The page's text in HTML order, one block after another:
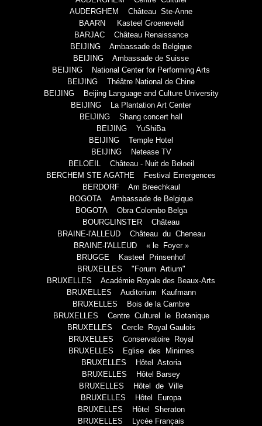
AUDERGHEM Château Ste-Anne
BAARN Kasteel Groeneveld
BARJAC Château Renaissance
BEIJING Ambassade de Belgique
BEIJING Ambassade de Suisse
BEIJING National Center for Performing Arts
BEIJING Théâtre National de Chine
BEIJING Beijing Language and Culture University
BEIJING La Plantation Art Center
BEIJING Shang concert hall
BEIJING YuShiBa
BEIJING Temple Hotel
BEIJING Netease TV
BELOEIL Château - Nuit de Beloeil
BERCHEM STE AGATHE Festival Emergences
BERDORF Am Breechkaul
BOGOTA Ambassade de Belgique
BOGOTA Obra Colombo Belga
BOURGLINSTER Château
BRAINE-l'ALLEUD Château du Cheneau
BRAINE-l'ALLEUD « le Foyer »
BRUGGE Kasteel Prinsenhof
BRUXELLES "Forum Artium"
BRUXELLES Académie Royale des Beaux-Arts
BRUXELLES Auditorium Kaufmann
BRUXELLES Bois de la Cambre
BRUXELLES Centre Culturel le Botanique
BRUXELLES Cercle Royal Gaulois
BRUXELLES Conservatoire Royal
BRUXELLES Eglise des Minimes
BRUXELLES Hôtel Astoria
BRUXELLES Hôtel Barsey
BRUXELLES Hôtel de Ville
BRUXELLES Hôtel Europa
BRUXELLES Hôtel Sheraton
BRUXELLES Lycée Français